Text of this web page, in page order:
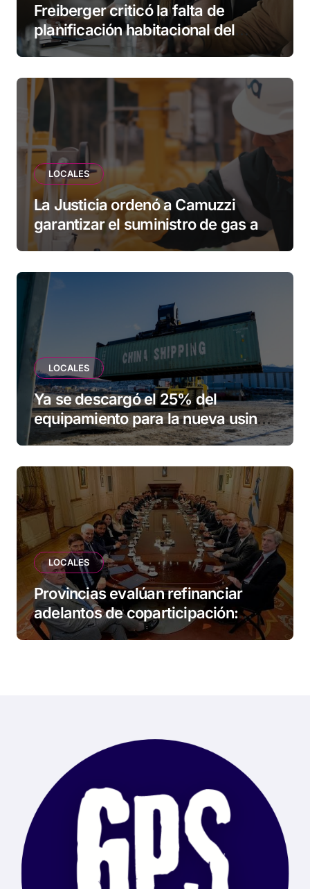
Freiberger criticó la falta de
planificación habitacional del
Municipio: “Vuoto deja afuera a
esperando”
LOCALES
La Justicia ordenó a Camuzzi
garantizar el suministro de gas a
una familia de Tolhuin
LOCALES
Ya se descargó el 25% del
equipamiento para la nueva usina
de Ushuaia
LOCALES
Provincias evalúan refinanciar
adelantos de coparticipación:
Tierra del Fuego, entre las